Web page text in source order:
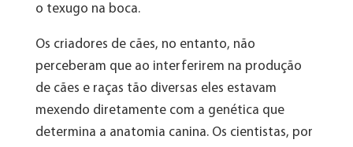
o texugo na boca.
Os criadores de cães, no entanto, não
perceberam que ao interferirem na produção
de cães e raças tão diversas eles estavam
mexendo diretamente com a genética que
determina a anatomia canina. Os cientistas, por